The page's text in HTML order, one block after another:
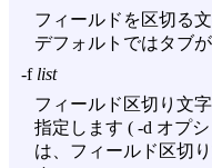
フィールドを区切る
デフォルトではタブ
-f list
フィールド区切り文
指定します ( -d オプ
は、フィールド区切